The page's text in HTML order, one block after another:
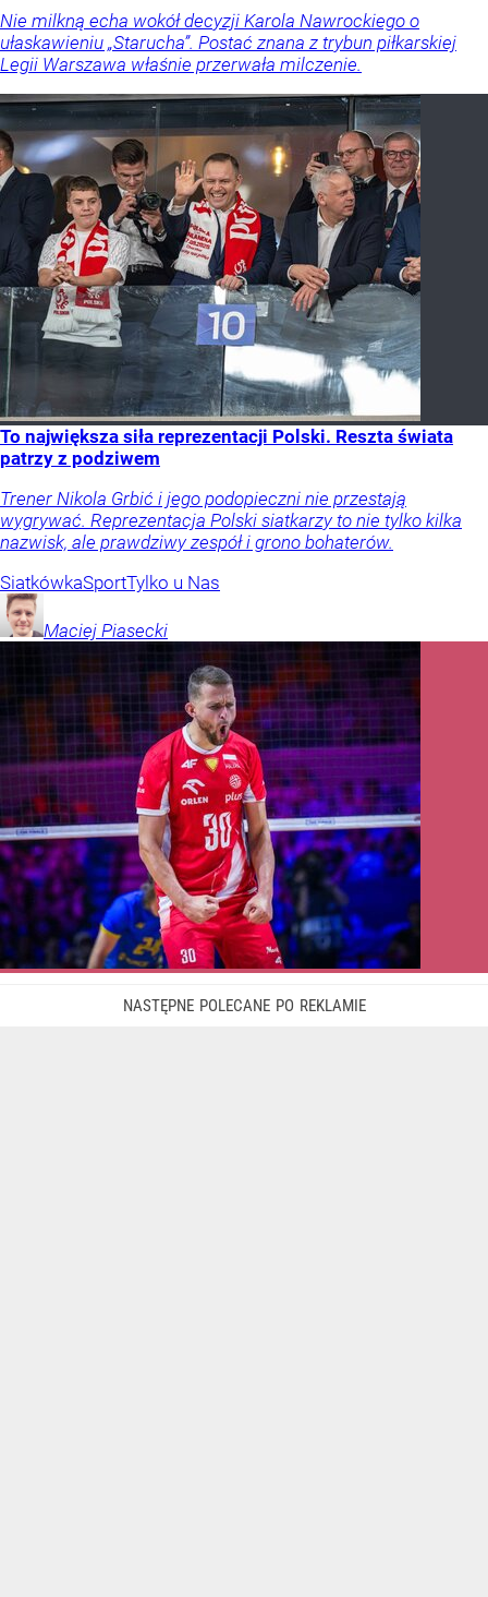
Nie milkną echa wokół decyzji Karola Nawrockiego o
ułaskawieniu „Starucha”. Postać znana z trybun piłkarskiej
Legii Warszawa właśnie przerwała milczenie.
To największa siła reprezentacji Polski. Reszta świata
patrzy z podziwem
Trener Nikola Grbić i jego podopieczni nie przestają
wygrywać. Reprezentacja Polski siatkarzy to nie tylko kilka
nazwisk, ale prawdziwy zespół i grono bohaterów.
SiatkówkaSportTylko u Nas
Maciej Piasecki